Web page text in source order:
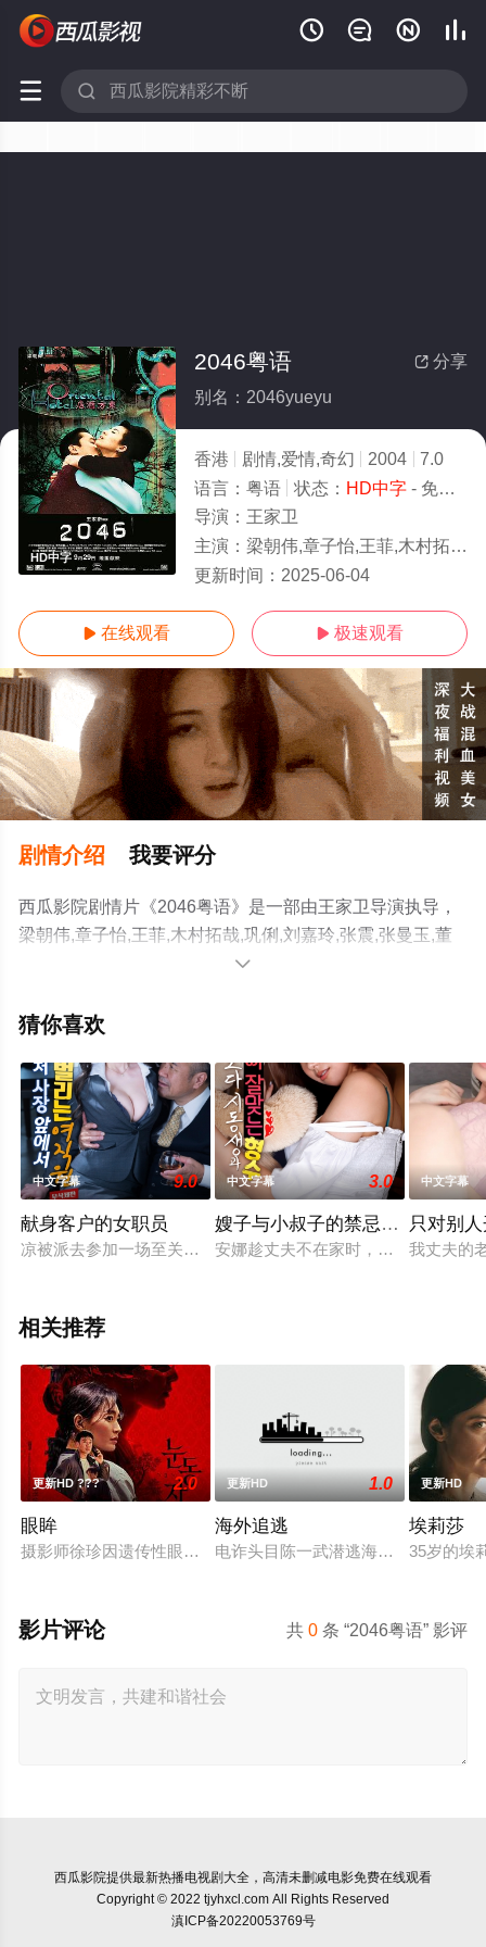
   
 
HD中字
 分享
2046粤语
别名：2046yueyu
香港 剧情,爱情,奇幻 2004
7.0
语言： 粤语 状态： HD中字- 免费在线观看
导演： 王家卫
主演： 梁朝伟,章子怡,王菲,木村拓哉,巩俐,刘嘉玲,张震,张曼玉,董洁,通猜·麦金泰,萧炳林,吴廷烨,张睿
更新时间： 2025-06-04
 在线观看  极速观看
剧情介绍 我要评分
西瓜影院剧情片《2046粤语》是一部由王家卫导演执导，
梁朝伟,章子怡,王菲,木村拓哉,巩俐,刘嘉玲,张震,张曼玉,董
洁,通猜·麦金泰,萧炳林,吴廷烨,张睿羚等明星精彩演绎的香
瓜影视，更多相关信息可移步至豆瓣电影、电视猫或剧情
。

猜你喜欢
中文字幕 9.0
献身客户的女职员
凉被派去参加一场至关重要的商业谈判，这场谈判将决定他公
中文字幕 3.0
嫂子与小叔子的禁忌姻缘
安娜趁丈夫不在家时，与姐夫偷情
中文字幕
只对别
我丈夫的
相关推荐
更新HD ??? 2.0
眼眸
摄影师徐珍因遗传性眼病，视力正在一天天衰退。双胞胎妹妹
更新HD 1.0
海外追逃
电诈头目陈一武潜逃海外实施诈骗犯
更新HD
埃莉莎
35岁的埃
共0 条 “2046粤语” 影评
影片评论
西瓜影院提供最新热播电视剧大全，高清未删减电影免费在线观看
Copyright © 2022 tjyhxcl.com All Rights Reserved
滇ICP备20220053769号